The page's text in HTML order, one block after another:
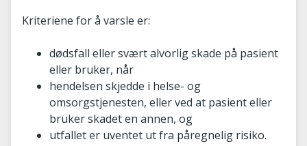
Kriteriene for å varsle er:
dødsfall eller svært alvorlig skade på pasient
eller bruker, når
hendelsen skjedde i helse- og
omsorgstjenesten, eller ved at pasient eller
bruker skadet en annen, og
utfallet er uventet ut fra påregnelig risiko.